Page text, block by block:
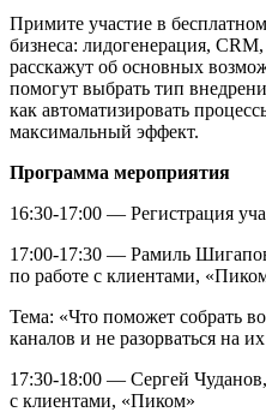
Примите участие в
бизнеса: лидогенерация,
расскажут об основных
помогут выбрать тип
как автоматизировать
максимальный эффект.
Программа мероприятия
16:30-17:00 — Регистрация
17:00-17:30 — Рамиль
по работе с клиентами,
Тема: «Что поможет собрать
каналов и не разорваться на
17:30-18:00 — Сергей
с клиентами, «Пиком»